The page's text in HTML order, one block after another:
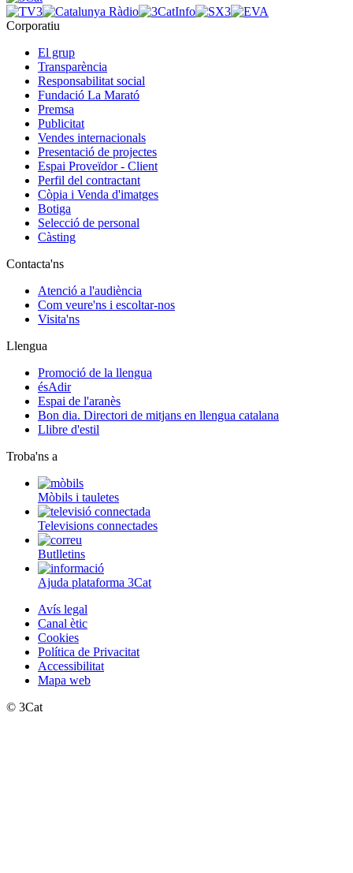
Corporatiu
El grup
Transparència
Responsabilitat social
Fundació La Marató
Premsa
Publicitat
Vendes internacionals
Presentació de projectes
Espai Proveïdor - Client
Perfil del contractant
Còpia i Venda d'imatges
Botiga
Selecció de personal
Càsting
Contacta'ns
Atenció a l'audiència
Com veure'ns i escoltar-nos
Visita'ns
Llengua
Promoció de la llengua
ésAdir
Espai de l'aranès
Bon dia. Directori de mitjans en llengua catalana
Llibre d'estil
Troba'ns a
Mòbils i tauletes
Televisions connectades
Butlletins
Ajuda plataforma 3Cat
Avís legal
Canal ètic
Cookies
Política de Privacitat
Accessibilitat
Mapa web
© 3Cat